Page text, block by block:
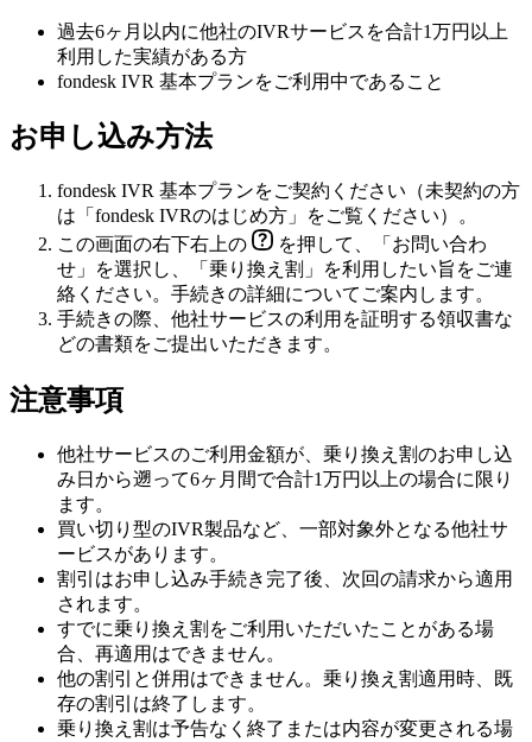
過去6ヶ月以内に他社のIVRサービスを合計1万円以上
利用した実績がある方
fondesk IVR 基本プランをご利用中であること
お申し込み方法
fondesk IVR 基本プランをご契約ください（未契約の方
は 「fondesk IVRのはじめ方」
をご覧ください）。
この画面の右下右上の
を押して、「お問い合わ
せ」を選択し、「乗り換え割」を利用したい旨をご連
絡ください。手続きの詳細についてご案内します。
手続きの際、他社サービスの利用を証明する領収書な
どの書類をご提出いただきます。
注意事項
他社サービスのご利用金額が、乗り換え割のお申し込
み日から遡って6ヶ月間で合計1万円以上の場合に限り
ます。
買い切り型のIVR製品など、一部対象外となる他社サ
ービスがあります。
割引はお申し込み手続き完了後、次回の請求から適用
されます。
すでに乗り換え割をご利用いただいたことがある場
合、再適用はできません。
他の割引と併用はできません。乗り換え割適用時、既
存の割引は終了します。
乗り換え割は予告なく終了または内容が変更される場